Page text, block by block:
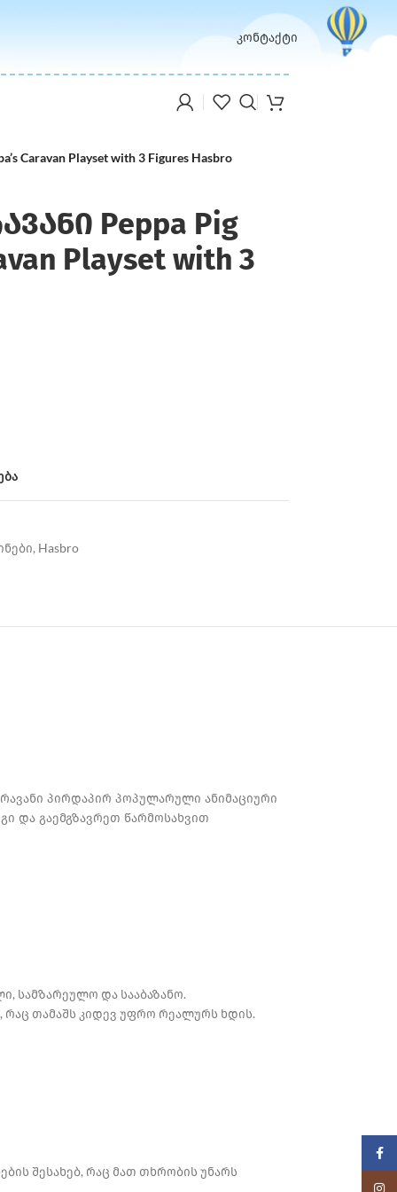
კონტაქტი
Caravan Playset with 3 Figures Hasbro
Peppa Pig
Playset with 3
, Hasbro
პირდაპირ პოპულარული ანიმაციური
და გაემგზავრეთ წარმოსახვით
სამზარეულო და სააბაზანო.
რაც თამაშს კიდევ უფრო რეალურს ხდის.
შესახებ, რაც მათ თხრობის უნარს